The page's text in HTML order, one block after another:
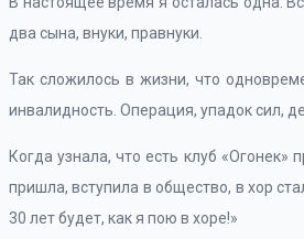
два сына, внуки, правнуки.
Так сложилось в жизни, что
инвалидность. Операция, упадок сил,
Когда узнала, что есть клуб «Огонек»
пришла, вступила в общество, в хор
30 лет будет, как я пою в хоре!»